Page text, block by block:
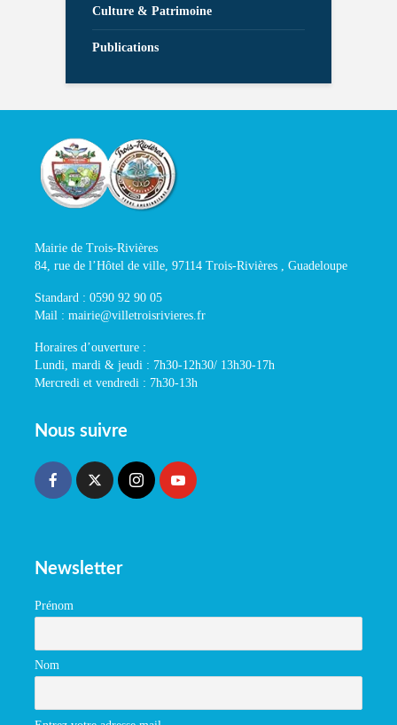
Culture & Patrimoine
Publications
Mairie de Trois-Rivières
84, rue de l’Hôtel de ville, 97114 Trois-Rivières , Guadeloupe
Standard : 0590 92 90 05
Mail : mairie@villetroisrivieres.fr
Horaires d’ouverture :
Lundi, mardi & jeudi : 7h30-12h30/ 13h30-17h
Mercredi et vendredi : 7h30-13h
Nous suivre
Newsletter
Prénom
Nom